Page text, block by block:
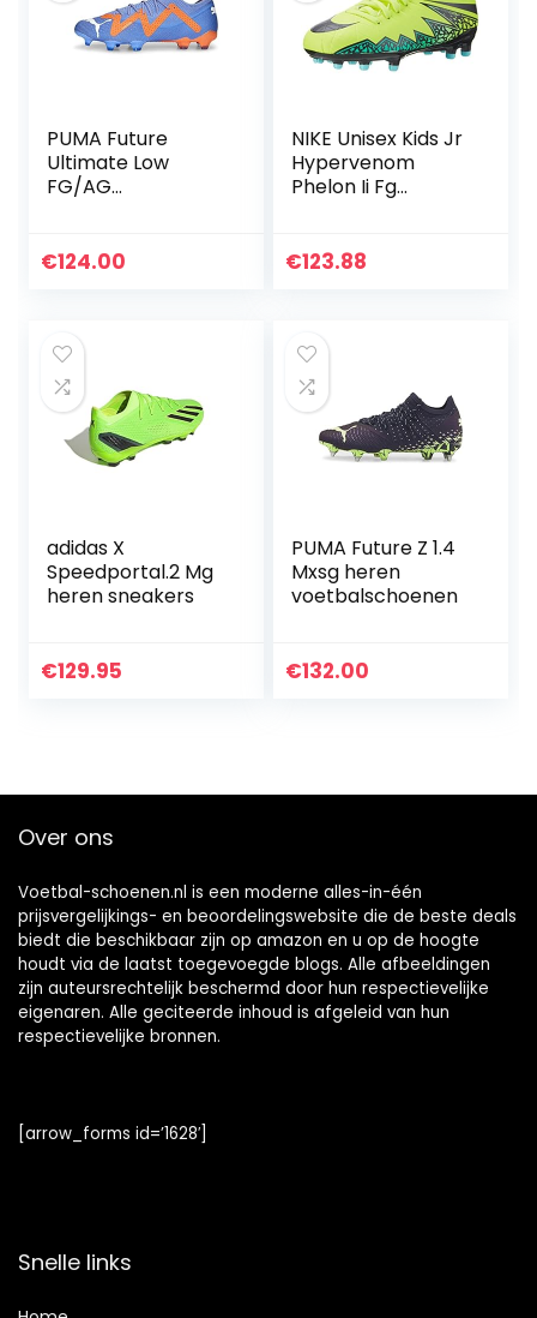
PUMA Future
Ultimate Low
FG/AG
kinderen
€124.00
NIKE Unisex Kids Jr
Hypervenom
Phelon Ii Fg
€123.88
adidas X
Speedportal.2 Mg
heren sneakers
€129.95
PUMA Future Z 1.4
Mxsg heren
voetbalschoenen
€132.00
Over ons
Voetbal-schoenen.nl is een moderne alles-in-één
prijsvergelijkings- en beoordelingswebsite die de beste deals
biedt die beschikbaar zijn op amazon en u op de hoogte
houdt via de laatst toegevoegde blogs. Alle afbeeldingen
zijn auteursrechtelijk beschermd door hun respectievelijke
eigenaren. Alle geciteerde inhoud is afgeleid van hun
respectievelijke bronnen.
[arrow_forms id=’1628′]
Snelle links